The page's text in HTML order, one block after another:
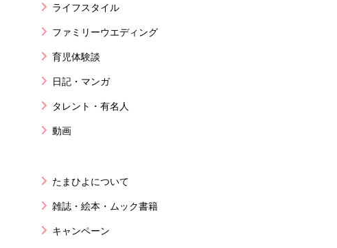
ライフスタイル
ファミリーウエディング
育児体験談
日記・マンガ
タレント・有名人
動画
たまひよについて
雑誌・絵本・ムック書籍
キャンペーン